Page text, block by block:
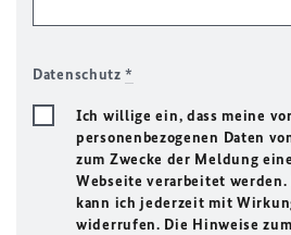
Datenschutz*
Ich willige ein, dass meine
personenbezogenen Daten
zum Zwecke der Meldung
Webseite verarbeitet
kann ich jederzeit mit
widerrufen. Die Hinweise